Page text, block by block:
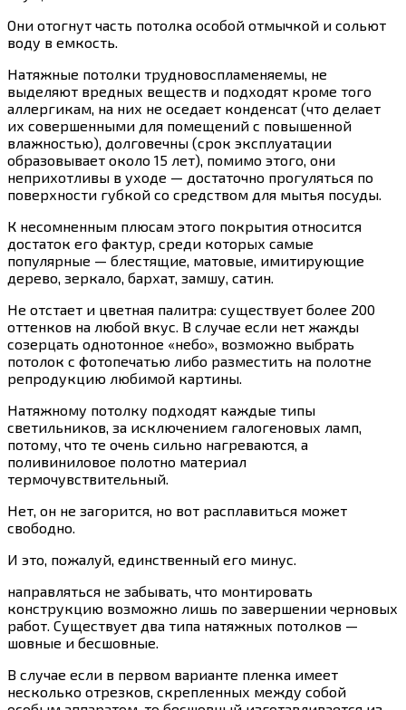
Они отогнут часть потолка особой отмычкой и сольют
воду в емкость.
Натяжные потолки трудновоспламеняемы, не
выделяют вредных веществ и подходят кроме того
аллергикам, на них не оседает конденсат (что делает
их совершенными для помещений с повышенной
влажностью), долговечны (срок эксплуатации
образовывает около 15 лет), помимо этого, они
неприхотливы в уходе — достаточно прогуляться по
поверхности губкой со средством для мытья посуды.
К несомненным плюсам этого покрытия относится
достаток его фактур, среди которых самые
популярные — блестящие, матовые, имитирующие
дерево, зеркало, бархат, замшу, сатин.
Не отстает и цветная палитра: существует более 200
оттенков на любой вкус. В случае если нет жажды
созерцать однотонное «небо», возможно выбрать
потолок с фотопечатью либо разместить на полотне
репродукцию любимой картины.
Натяжному потолку подходят каждые типы
светильников, за исключением галогеновых ламп,
потому, что те очень сильно нагреваются, а
поливиниловое полотно материал
термочувствительный.
Нет, он не загорится, но вот расплавиться может
свободно.
И это, пожалуй, единственный его минус.
направляться не забывать, что монтировать
конструкцию возможно лишь по завершении черновых
работ. Существует два типа натяжных потолков —
шовные и бесшовные.
В случае если в первом варианте пленка имеет
несколько отрезков, скрепленных между собой